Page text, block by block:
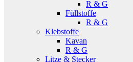
R & G
Füllstoffe
R & G
Klebstoffe
Kavan
R & G
Litze & Stecker